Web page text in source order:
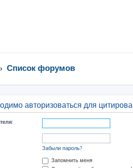
Список форумов
авторизоваться для
Забыли пароль?
Запомнить меня